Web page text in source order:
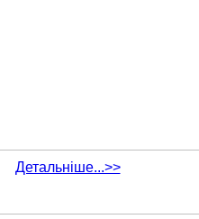
Детальніше...>>